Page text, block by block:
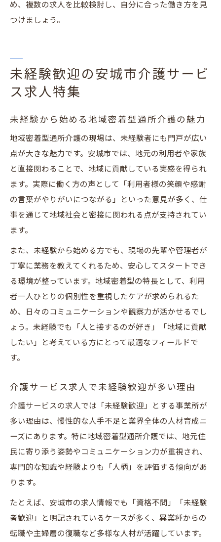
め、複数の求人を比較検討し、自分に合った働き方を見
つけましょう。
未経験歓迎の安城市介護サービ
ス求人特集
未経験から始める地域密着型通所介護の魅力
地域密着型通所介護の現場は、未経験者にも門戸が広い
点が大きな魅力です。安城市では、地元の利用者や家族
と直接関わることで、地域に貢献している実感を得られ
ます。実際に働く方の声として「利用者様の笑顔や感謝
の言葉がやりがいにつながる」といった意見が多く、仕
事を通じて地域社会と密接に関われる点が支持されてい
ます。
また、未経験から始める方でも、現場の先輩や管理者が
丁寧に業務を教えてくれるため、安心してスタートでき
る環境が整っています。地域密着型の特長として、利用
者一人ひとりの個別性を重視したケアが求められるた
め、日々のコミュニケーションや観察力が活かせるでし
ょう。未経験でも「人と接するのが好き」「地域に貢献
したい」と考えている方にとって最適なフィールドで
す。
介護サービス求人で未経験歓迎が多い理由
介護サービスの求人では「未経験歓迎」とする事業所が
多い理由は、慢性的な人手不足と業界全体の人材育成ニ
ーズにあります。特に地域密着型通所介護では、地元住
民に寄り添う姿勢やコミュニケーション力が重視され、
専門的な知識や経験よりも「人柄」を評価する傾向があ
ります。
たとえば、安城市の求人情報でも「資格不問」「未経験
者歓迎」と明記されているケースが多く、異業種からの
転職や主婦層の復職など多様な人材が活躍しています。